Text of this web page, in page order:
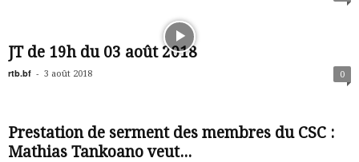
JT de 19h du 03 août 2018
rtb.bf - 3 août 2018 0
Prestation de serment des membres du CSC :
Mathias Tankoano veut...